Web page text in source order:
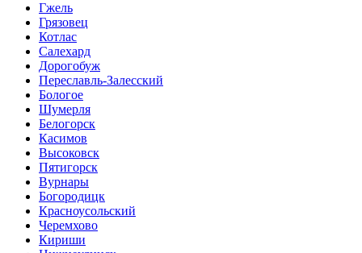
Гжель
Грязовец
Котлас
Салехард
Дорогобуж
Переславль-Залесский
Бологое
Шумерля
Белогорск
Касимов
Высоковск
Пятигорск
Вурнары
Богородицк
Красноусольский
Черемхово
Кириши